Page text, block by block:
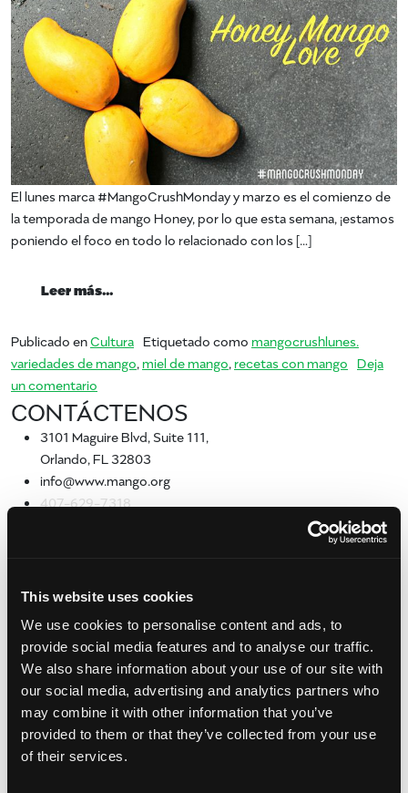
This website uses cookies
We use cookies to personalise content and ads, to
provide social media features and to analyse our traffic.
We also share information about your use of our site with
our social media, advertising and analytics partners who
may combine it with other information that you’ve
provided to them or that they’ve collected from your use
of their services.
El lunes marca #MangoCrushMonday y marzo es el comienzo de
la temporada de mango Honey, por lo que esta semana, ¡estamos
poniendo el foco en todo lo relacionado con los […]
Leer más…
Publicado enCultura Etiquetado como mangocrushlunes.
variedades de mango, miel de mango, recetas con mango Deja
un comentario
CONTÁCTENOS
3101 Maguire Blvd, Suite 111,
Orlando, FL 32803
info@www.mango.org
407-629-7318
[Sassy_Social_Share]
print
Archivo
julio 2024
mayo 2024
septiembre 2023